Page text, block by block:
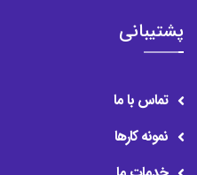
پشتیبانی
تماس با ما
نمونه کارها